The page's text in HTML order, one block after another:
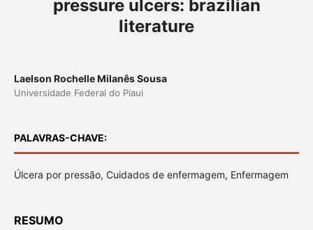
pressure ulcers: brazilian
literature
Laelson Rochelle Milanês Sousa
Universidade Federal do Piaui
PALAVRAS-CHAVE:
Úlcera por pressão, Cuidados de enfermagem, Enfermagem
RESUMO